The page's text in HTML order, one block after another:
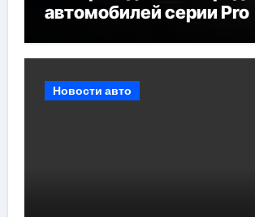
автомобилей серии Pro
Новости авто